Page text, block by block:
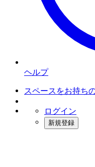
ヘルプ
スペースをお持ち
ログイン
新規登録